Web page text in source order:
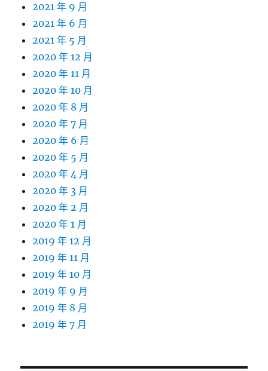
2021 年 9 月
2021 年 6 月
2021 年 5 月
2020 年 12 月
2020 年 11 月
2020 年 10 月
2020 年 8 月
2020 年 7 月
2020 年 6 月
2020 年 5 月
2020 年 4 月
2020 年 3 月
2020 年 2 月
2020 年 1 月
2019 年 12 月
2019 年 11 月
2019 年 10 月
2019 年 9 月
2019 年 8 月
2019 年 7 月